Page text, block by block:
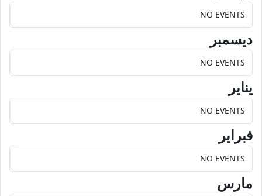
NO EVENTS
ديسمبر
NO EVENTS
يناير
NO EVENTS
فبراير
NO EVENTS
مارس